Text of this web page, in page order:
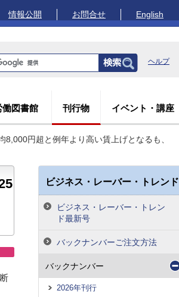
情報公開 お問合せ English
ヘルプ
働図書館 刊行物 イベント・講座
8,000円超と例年より高い賃上げとなるも、
ビジネス・レーバー・トレンド
ビジネス・レーバー・トレン
ド最新号
バックナンバーご注文方法
バックナンバー
2026年刊行